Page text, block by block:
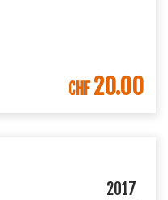
IN DEN WARENKORB
CHF20.00
2017